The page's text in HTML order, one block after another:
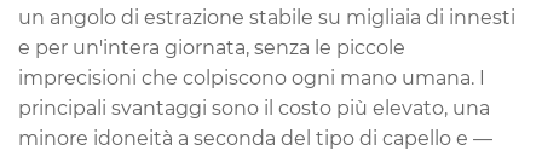
un angolo di estrazione stabile su migliaia di innesti
e per un'intera giornata, senza le piccole
imprecisioni che colpiscono ogni mano umana. I
principali svantaggi sono il costo più elevato, una
minore idoneità a seconda del tipo di capello e —